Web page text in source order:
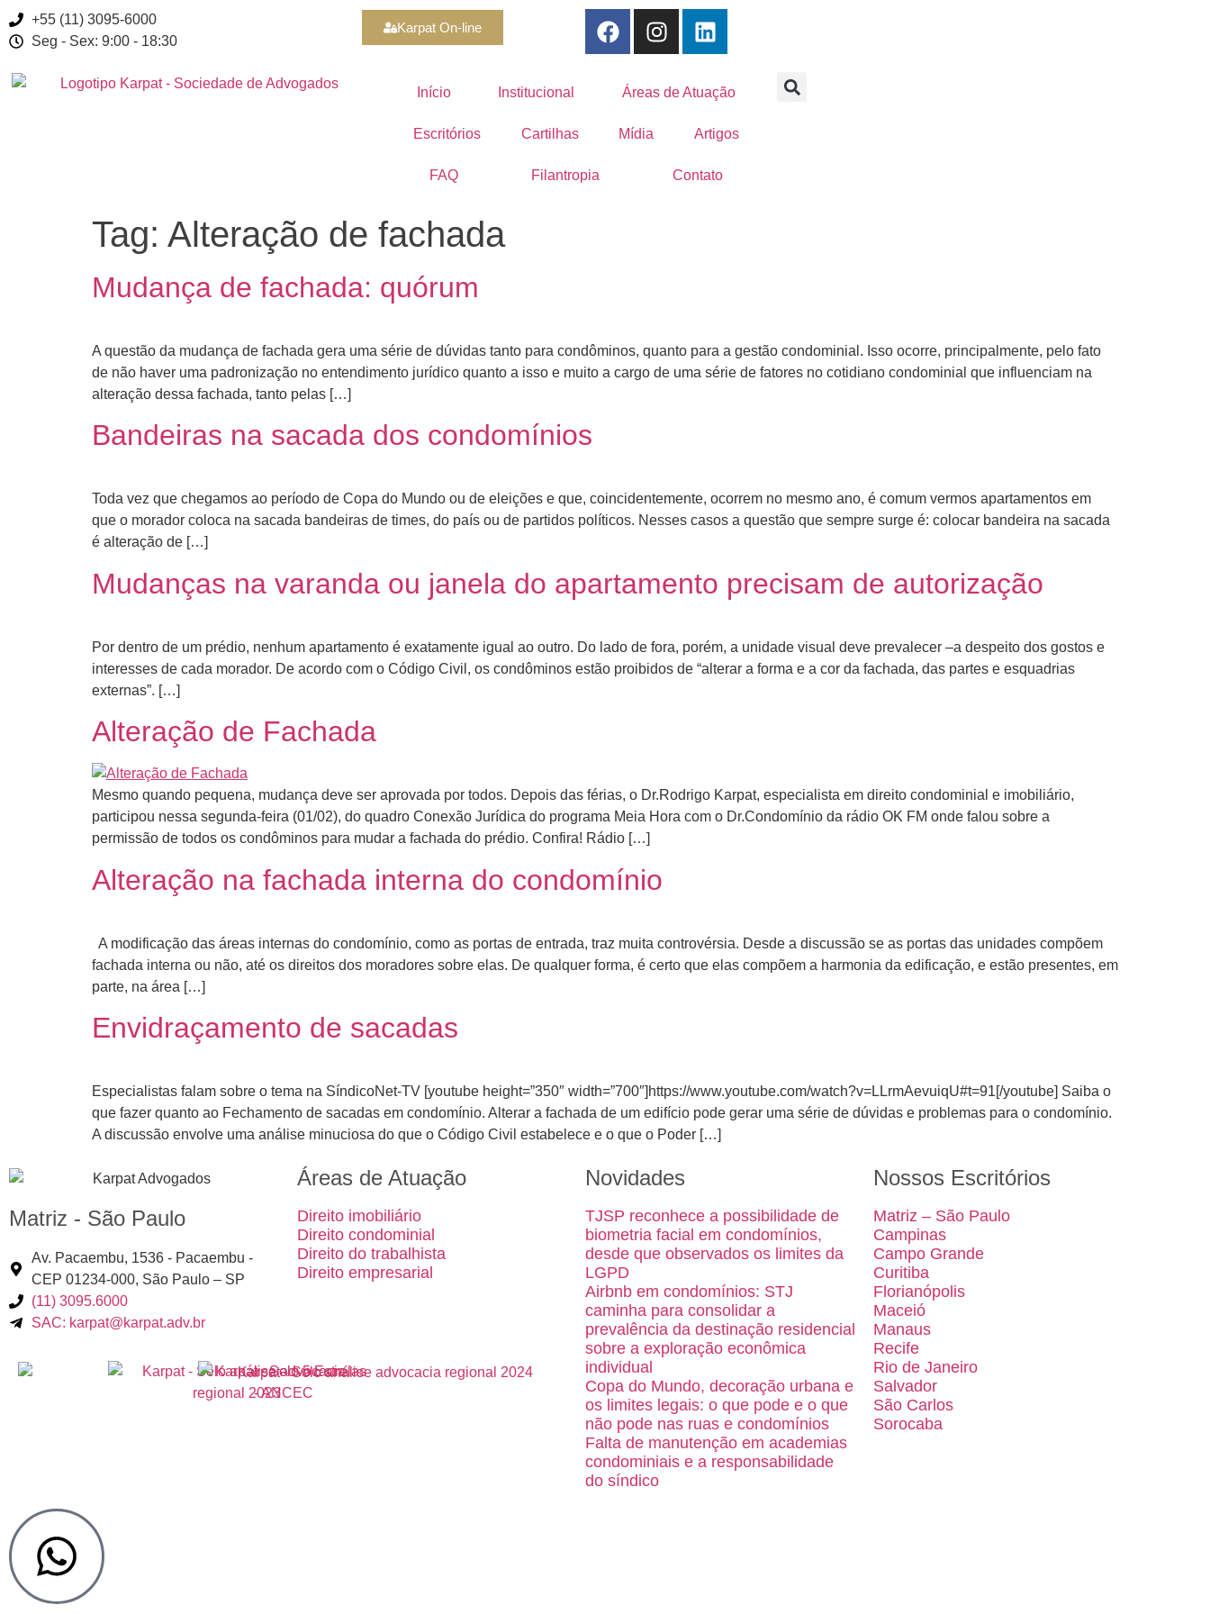
+55 (11) 3095-6000
Seg - Sex: 9:00 - 18:30
Karpat On-line
Início Institucional Áreas de Atuação
Escritórios Cartilhas Mídia Artigos
FAQ Filantropia Contato
Tag: Alteração de fachada
Mudança de fachada: quórum
A questão da mudança de fachada gera uma série de dúvidas tanto para condôminos, quanto para a gestão condominial. Isso ocorre, principalmente, pelo fato
de não haver uma padronização no entendimento jurídico quanto a isso e muito a cargo de uma série de fatores no cotidiano condominial que influenciam na
alteração dessa fachada, tanto pelas […]
Bandeiras na sacada dos condomínios
Toda vez que chegamos ao período de Copa do Mundo ou de eleições e que, coincidentemente, ocorrem no mesmo ano, é comum vermos apartamentos em
que o morador coloca na sacada bandeiras de times, do país ou de partidos políticos. Nesses casos a questão que sempre surge é: colocar bandeira na sacada
é alteração de […]
Mudanças na varanda ou janela do apartamento precisam de autorização
Por dentro de um prédio, nenhum apartamento é exatamente igual ao outro. Do lado de fora, porém, a unidade visual deve prevalecer –a despeito dos gostos e
interesses de cada morador. De acordo com o Código Civil, os condôminos estão proibidos de “alterar a forma e a cor da fachada, das partes e esquadrias
externas”. […]
Alteração de Fachada
Mesmo quando pequena, mudança deve ser aprovada por todos. Depois das férias, o Dr.Rodrigo Karpat, especialista em direito condominial e imobiliário,
participou nessa segunda-feira (01/02), do quadro Conexão Jurídica do programa Meia Hora com o Dr.Condomínio da rádio OK FM onde falou sobre a
permissão de todos os condôminos para mudar a fachada do prédio. Confira! Rádio […]
Alteração na fachada interna do condomínio
A modificação das áreas internas do condomínio, como as portas de entrada, traz muita controvérsia. Desde a discussão se as portas das unidades compõem
fachada interna ou não, até os direitos dos moradores sobre elas. De qualquer forma, é certo que elas compõem a harmonia da edificação, e estão presentes, em
parte, na área […]
Envidraçamento de sacadas
Especialistas falam sobre o tema na SíndicoNet-TV [youtube height=”350″ width=”700″]https://www.youtube.com/watch?v=LLrmAevuiqU#t=91[/youtube] Saiba o
que fazer quanto ao Fechamento de sacadas em condomínio. Alterar a fachada de um edifício pode gerar uma série de dúvidas e problemas para o condomínio.
A discussão envolve uma análise minuciosa do que o Código Civil estabelece e o que o Poder […]
Matriz - São Paulo
Av. Pacaembu, 1536 - Pacaembu -
CEP 01234-000, São Paulo – SP
(11) 3095.6000
SAC: karpat@karpat.adv.br
Áreas de Atuação
Direito imobiliário
Direito condominial
Direito do trabalhista
Direito empresarial
Novidades
TJSP reconhece a possibilidade de
biometria facial em condomínios,
desde que observados os limites da
LGPD
Airbnb em condomínios: STJ
caminha para consolidar a
prevalência da destinação residencial
sobre a exploração econômica
individual
Copa do Mundo, decoração urbana e
os limites legais: o que pode e o que
não pode nas ruas e condomínios
Falta de manutenção em academias
condominiais e a responsabilidade
do síndico
Nossos Escritórios
Matriz – São Paulo
Campinas
Campo Grande
Curitiba
Florianópolis
Maceió
Manaus
Recife
Rio de Janeiro
Salvador
São Carlos
Sorocaba